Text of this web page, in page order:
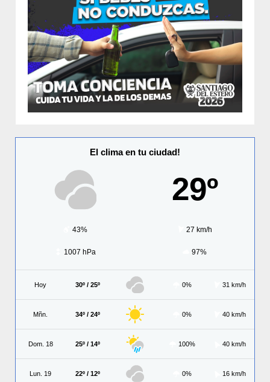
El clima en tu ciudad!
29º
43% 27 km/h
1007 hPa 97%
Hoy 30º / 25º 0% 31 km/h
Mñn. 34º / 24º 0% 40 km/h
Dom. 18 25º / 14º 100% 40 km/h
Lun. 19 22º / 12º 0% 16 km/h